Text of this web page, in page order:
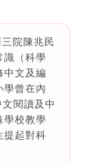
院陳兆民
識（科學
中文及編
學曾在內
閱讀及中
學校教學
提起對科